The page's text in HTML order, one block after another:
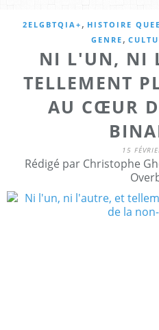
2ELGBTQIA+ , HISTOIRE
GENRE ,
NI L'UN, NI
TELLEMENT
AU CŒUR
15
Rédigé par Christophe